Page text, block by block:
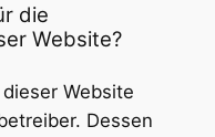
die
Website?
Website
Dessen